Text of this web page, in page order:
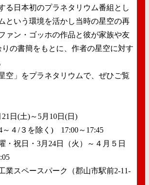
る日本初のプラネタリウム番組とし
という環境を活かし当時の星空の再
ァン・ゴッホの作品と彼が家族や友
りの書簡をもとに、作者の星空に対す
空」をプラネタリウムで、ぜひご覧
日(土)～5月10日(日)
３を除く) 17:00～17:45
・3月24日（火）～４月５日
業スペースパーク（郡山市駅前2-11-